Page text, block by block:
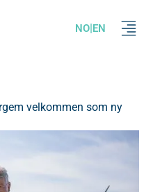
NO|EN
velkommen som ny